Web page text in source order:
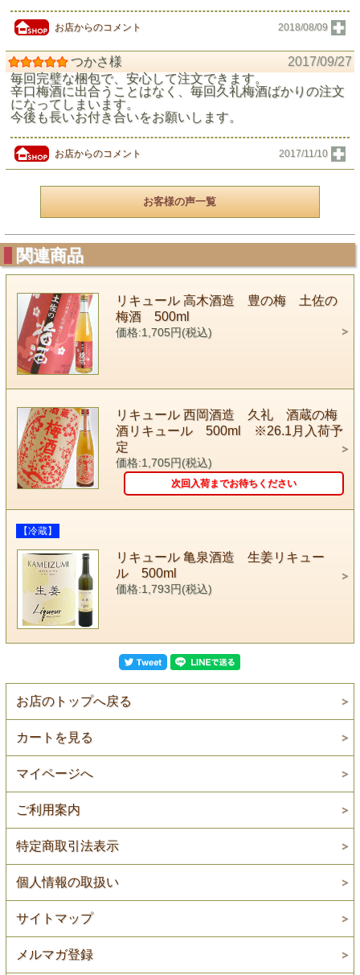
お店からのコメント 2018/08/09
つかさ様
2017/09/27
毎回完璧な梱包で、安心して注文できます。
辛口梅酒に出合うことはなく、毎回久礼梅酒ばかりの注文
になってしまいます。
今後も長いお付き合いをお願いします。
お店からのコメント 2017/11/10
お客様の声一覧
関連商品
リキュール 高木酒造 豊の梅 土佐の
梅酒 500ml
価格:1,705円(税込)
リキュール 西岡酒造 久礼 酒蔵の梅
酒リキュール 500ml ※26.1月入荷予
定
価格:1,705円(税込)
次回入荷までお待ちください
【冷蔵】
リキュール 亀泉酒造 生姜リキュー
ル 500ml
価格:1,793円(税込)
お店のトップへ戻る
カートを見る
マイページへ
ご利用案内
特定商取引法表示
個人情報の取扱い
サイトマップ
メルマガ登録